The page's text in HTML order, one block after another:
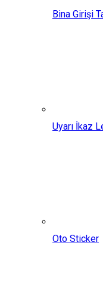
Bina Girişi
Uyarı İkaz
Oto Sticker